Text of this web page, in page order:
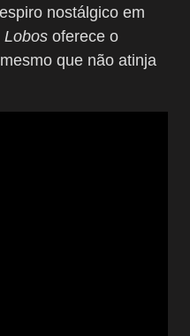
nostálgico em
Lobos oferece o
que não atinja